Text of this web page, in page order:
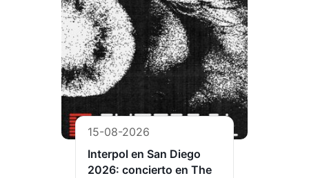
15-08-2026
Interpol en San Diego
2026: concierto en The